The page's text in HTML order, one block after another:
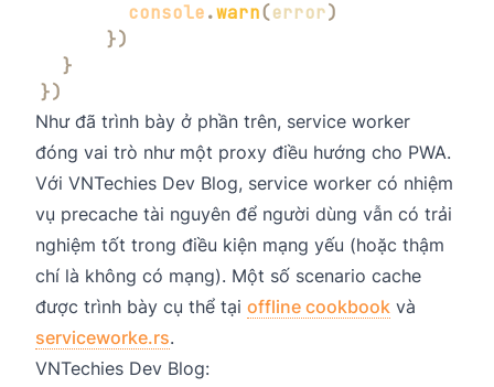
console.warn(error)
})
}
})
Như đã trình bày ở phần trên, service worker
đóng vai trò như một proxy điều hướng cho PWA.
Với VNTechies Dev Blog, service worker có nhiệm
vụ precache tài nguyên để người dùng vẫn có trải
nghiệm tốt trong điều kiện mạng yếu (hoặc thậm
chí là không có mạng). Một số scenario cache
được trình bày cụ thể tại offline cookbook và
serviceworke.rs.
VNTechies Dev Blog: